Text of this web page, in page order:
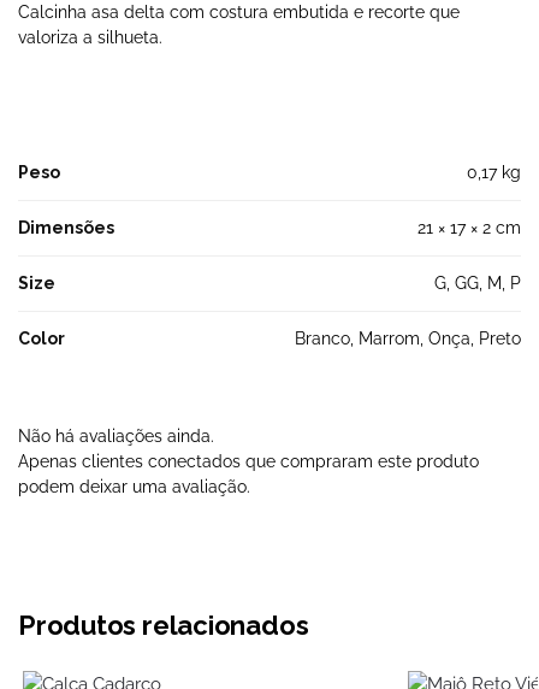
Calcinha asa delta com costura embutida e recorte que
valoriza a silhueta.
Peso 0,17 kg
Dimensões 21 × 17 × 2 cm
Size G, GG, M, P
Color Branco, Marrom, Onça, Preto
Não há avaliações ainda.
Apenas clientes conectados que compraram este produto
podem deixar uma avaliação.
Produtos relacionados